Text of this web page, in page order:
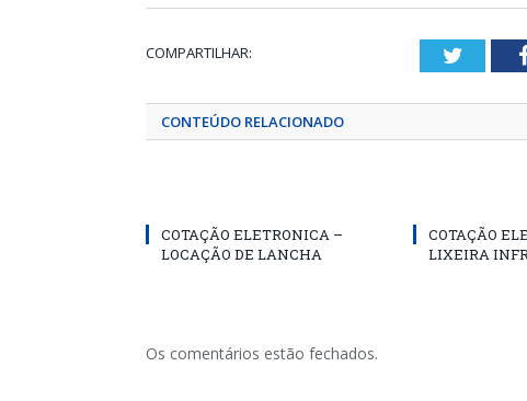
COMPARTILHAR: Twitter
CONTEÚDO RELACIONADO
COTAÇÃO ELETRONICA –
LOCAÇÃO DE LANCHA
COTAÇÃO
LIXEIRA
Os comentários estão fechados.